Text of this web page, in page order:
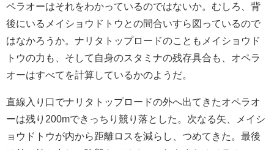
ペラオーはそれをわかっているのではないか。むしろ、背
後にいるメイショウドトウとの間合いすら図っているので
はなかろうか。ナリタトップロードのこともメイショウド
トウの力も、そして自身のスタミナの残存具合も、オペラ
オーはすべてを計算しているかのようだ。
直線入り口でナリタトップロードの外へ出てきたオペラオ
ーは残り200mできっちり競り落とした。次なる矢、メイシ
ョウドトウが内から距離ロスを減らし、つめてきた。最後